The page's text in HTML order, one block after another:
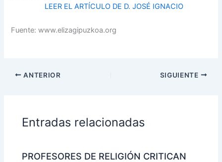
LEER EL ARTÍCULO DE D. JOSÉ IGNACIO
Fuente: www.elizagipuzkoa.org
ANTERIOR SIGUIENTE
Entradas relacionadas
PROFESORES DE RELIGIÓN CRITICAN